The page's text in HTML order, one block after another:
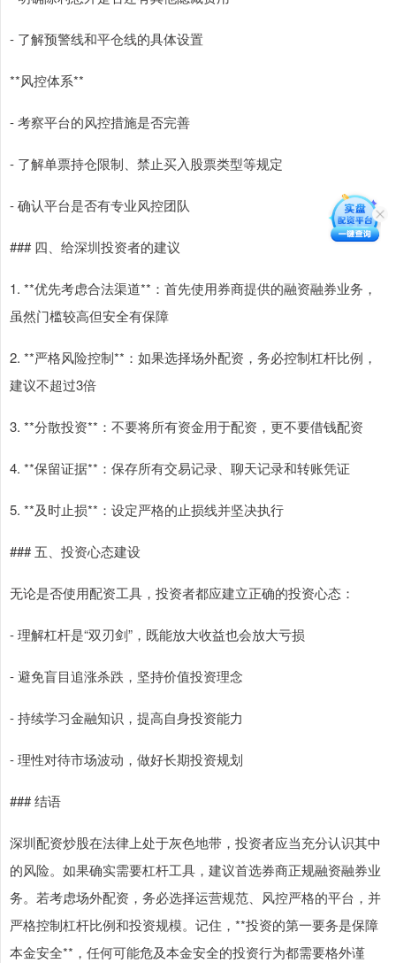
- 了解预警线和平仓线的具体设置
**风控体系**
- 考察平台的风控措施是否完善
- 了解单票持仓限制、禁止买入股票类型等规定
- 确认平台是否有专业风控团队
### 四、给深圳投资者的建议
1. **优先考虑合法渠道**：首先使用券商提供的融资融券业务，
虽然门槛较高但安全有保障
2. **严格风险控制**：如果选择场外配资，务必控制杠杆比例，
建议不超过3倍
3. **分散投资**：不要将所有资金用于配资，更不要借钱配资
4. **保留证据**：保存所有交易记录、聊天记录和转账凭证
5. **及时止损**：设定严格的止损线并坚决执行
### 五、投资心态建设
无论是否使用配资工具，投资者都应建立正确的投资心态：
- 理解杠杆是“双刃剑”，既能放大收益也会放大亏损
- 避免盲目追涨杀跌，坚持价值投资理念
- 持续学习金融知识，提高自身投资能力
- 理性对待市场波动，做好长期投资规划
### 结语
深圳配资炒股在法律上处于灰色地带，投资者应当充分认识其中
的风险。如果确实需要杠杆工具，建议首选券商正规融资融券业
务。若考虑场外配资，务必选择运营规范、风控严格的平台，并
严格控制杠杆比例和投资规模。记住，**投资的第一要务是保障
本金安全**，任何可能危及本金安全的投资行为都需要格外谨